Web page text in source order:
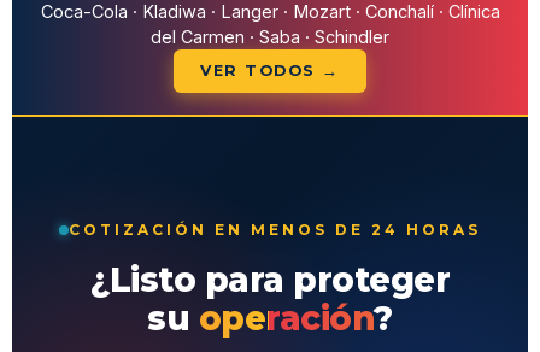
Coca-Cola · Kladiwa · Langer · Mozart · Conchalí · Clínica
del Carmen · Saba · Schindler
VER TODOS →
COTIZACIÓN EN MENOS DE 24 HORAS
¿Listo para proteger
su operación?